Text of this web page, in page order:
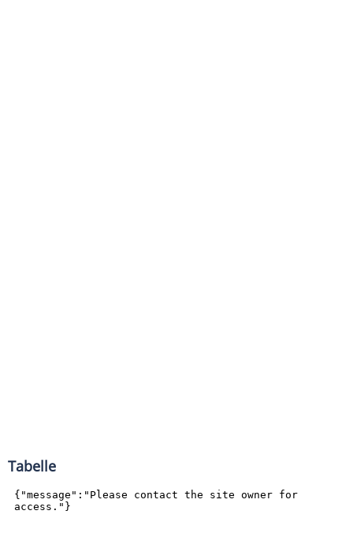
Tabelle